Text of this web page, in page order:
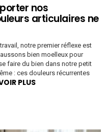
nos
articulaires ne
notre premier réflexe est
bien moelleux pour
faire du bien dans notre petit
: ces douleurs récurrentes
PLUS